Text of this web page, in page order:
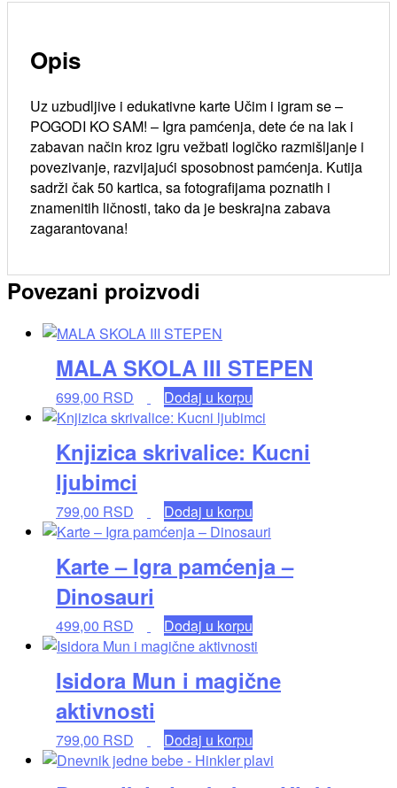
Opis
Uz uzbudljive i edukativne karte Učim i igram se –
POGODI KO SAM! – Igra pamćenja, dete će na lak i
zabavan način kroz igru vežbati logičko razmišljanje i
povezivanje, razvijajući sposobnost pamćenja. Kutija
sadrži čak 50 kartica, sa fotografijama poznatih i
znamenitih ličnosti, tako da je beskrajna zabava
zagarantovana!
Povezani proizvodi
MALA SKOLA III STEPEN
699,00 RSD Dodaj u korpu
Knjizica skrivalice: Kucni
ljubimci
799,00 RSD Dodaj u korpu
Karte – Igra pamćenja –
Dinosauri
499,00 RSD Dodaj u korpu
Isidora Mun i magične
aktivnosti
799,00 RSD Dodaj u korpu